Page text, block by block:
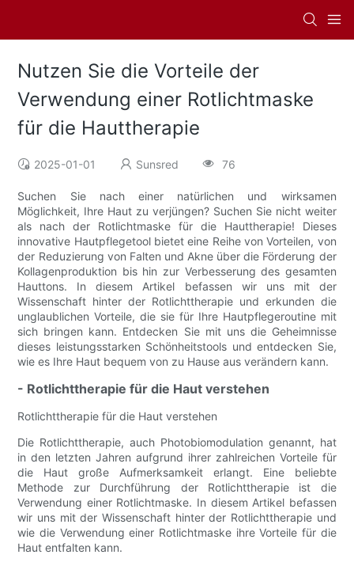
Nutzen Sie die Vorteile der
Verwendung einer Rotlichtmaske
für die Hauttherapie
2025-01-01 Sunsred 76
Suchen Sie nach einer natürlichen und wirksamen
Möglichkeit, Ihre Haut zu verjüngen? Suchen Sie nicht weiter
als nach der Rotlichtmaske für die Hauttherapie! Dieses
innovative Hautpflegetool bietet eine Reihe von Vorteilen, von
der Reduzierung von Falten und Akne über die Förderung der
Kollagenproduktion bis hin zur Verbesserung des gesamten
Hauttons. In diesem Artikel befassen wir uns mit der
Wissenschaft hinter der Rotlichttherapie und erkunden die
unglaublichen Vorteile, die sie für Ihre Hautpflegeroutine mit
sich bringen kann. Entdecken Sie mit uns die Geheimnisse
dieses leistungsstarken Schönheitstools und entdecken Sie,
wie es Ihre Haut bequem von zu Hause aus verändern kann.
- Rotlichttherapie für die Haut verstehen
Rotlichttherapie für die Haut verstehen
Die Rotlichttherapie, auch Photobiomodulation genannt, hat
in den letzten Jahren aufgrund ihrer zahlreichen Vorteile für
die Haut große Aufmerksamkeit erlangt. Eine beliebte
Methode zur Durchführung der Rotlichttherapie ist die
Verwendung einer Rotlichtmaske. In diesem Artikel befassen
wir uns mit der Wissenschaft hinter der Rotlichttherapie und
wie die Verwendung einer Rotlichtmaske ihre Vorteile für die
Haut entfalten kann.